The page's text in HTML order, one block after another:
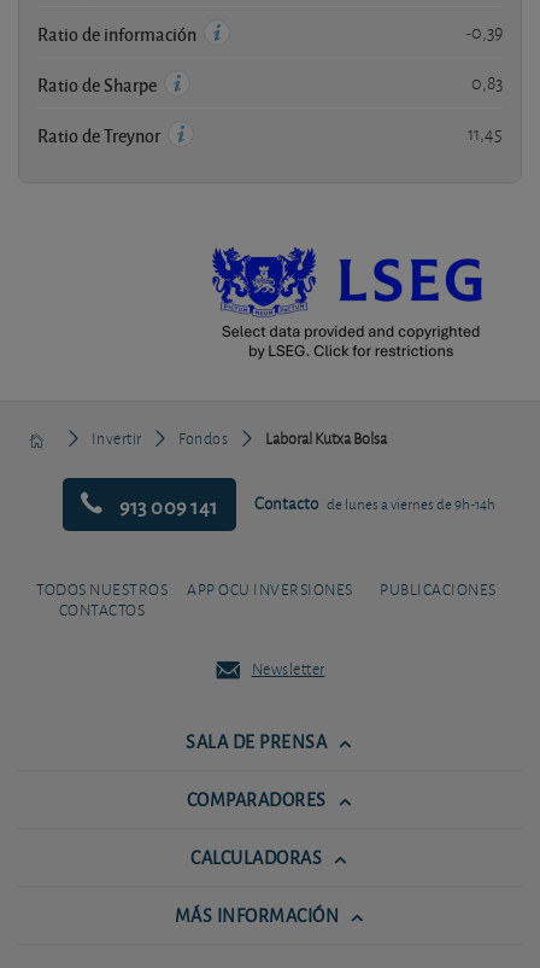
Ratio de información -0,39
Ratio de Sharpe 0,83
Ratio de Treynor 11,45
Invertir Fondos Laboral Kutxa Bolsa
913 009 141 Contacto de lunes a viernes de 9h-14h
TODOS NUESTROS
CONTACTOS
APP OCU INVERSIONES PUBLICACIONES
Newsletter
SALA DE PRENSA
COMPARADORES
CALCULADORAS
MÁS INFORMACIÓN